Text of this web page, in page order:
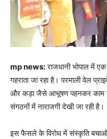
mp news:राजधानी भोपाल में
गहराता जा रहा है। परमाली वेल
और कड़ा जैसे आभूषण पहनकर काम
संगठनों में नाराजगी देखी जा रही है।
इस फैसले के विरोध में संस्कृति